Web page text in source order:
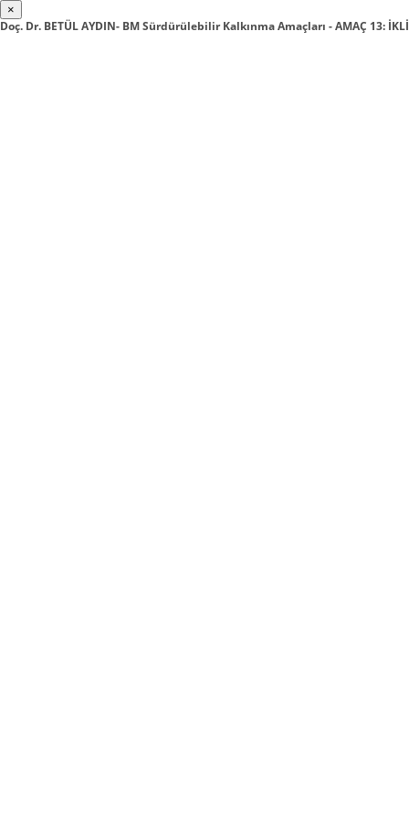
×
Doç. Dr. BETÜL AYDIN- BM Sürdürülebilir Kalkınma Amaçları - AMAÇ 13: